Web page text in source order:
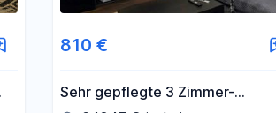
810 €
Sehr gepflegte 3 Zimmer-